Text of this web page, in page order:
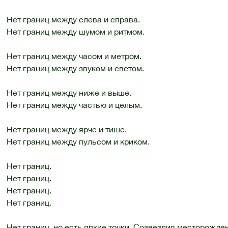
Нет границ между слева и справа.
Нет границ между шумом и ритмом.
Нет границ между часом и метром.
Нет границ между звуком и светом.
Нет границ между ниже и выше.
Нет границ между частью и целым.
Нет границ между ярче и тише.
Нет границ между пульсом и криком.
Нет границ.
Нет границ.
Нет границ.
Нет границ.